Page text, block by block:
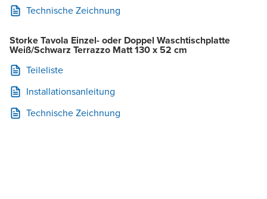
Technische Zeichnung
Storke Tavola Einzel- oder Doppel Waschtischplatte
Weiß/Schwarz Terrazzo Matt 130 x 52 cm
Teileliste
Installationsanleitung
Technische Zeichnung